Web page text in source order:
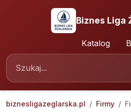
Biznes Liga
Katalog
biznesligazeglarska.pl Firmy